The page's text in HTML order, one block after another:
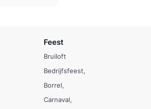
Feest
Bruiloft
Bedrijfsfeest
Borrel
Carnaval